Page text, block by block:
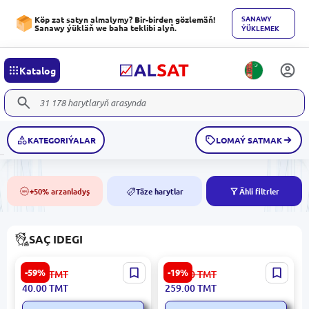
Köp zat satyn almalymy? Bir-birden gözlemäň!
Sanawy ýükläň we baha teklibi alyň.
SANAWY
ÝÜKLEMEK
Katalog
KATEGORIÝALAR LOMAÝ SATMAK
50% +50% arzanladyş NEW Täze harytlar Ähli filtrler
SAÇ IDEGI
-59%
Bellavia | Saç Açýan Spreý
Jasmin Formulasy
99.00 TMT
40.00TMT
-19%
CARICH CAB036 |
Gialuronly Saç Kondisioneri
500 ml
321.00TMT
259.00TMT